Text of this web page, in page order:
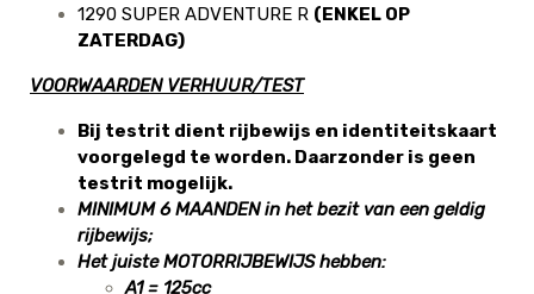
1290 SUPER ADVENTURE R (ENKEL OP
ZATERDAG)
VOORWAARDEN VERHUUR/TEST
Bij testrit dient rijbewijs en identiteitskaart
voorgelegd te worden. Daarzonder is geen
testrit mogelijk.
MINIMUM 6 MAANDEN in het bezit van een geldig
rijbewijs;
Het juiste MOTORRIJBEWIJS hebben:
A1 = 125cc